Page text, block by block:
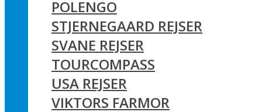
POLENGO
STJERNEGAARD REJSER
SVANE REJSER
TOURCOMPASS
USA REJSER
VIKTORS FARMOR